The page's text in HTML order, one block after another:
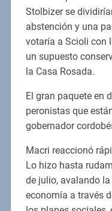
Stolbizer se
abstención y una
votaría a Scioli con
un supuesto
la Casa Rosada.
El gran paquete en
peronistas que
gobernador
Macri reaccionó
Lo hizo hasta
de julio, avalando
economía a través